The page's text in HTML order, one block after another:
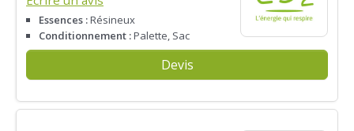
Essences :Résineux
Conditionnement :Palette, Sac
Devis